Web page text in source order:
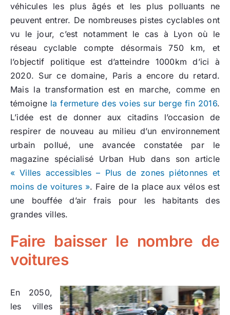
véhicules les plus âgés et les plus polluants ne
peuvent entrer. De nombreuses pistes cyclables ont
vu le jour, c’est notamment le cas à Lyon où le
réseau cyclable compte désormais 750 km, et
l’objectif politique est d’atteindre 1000km d’ici à
2020. Sur ce domaine, Paris a encore du retard.
Mais la transformation est en marche, comme en
témoigne la fermeture des voies sur berge fin 2016.
L’idée est de donner aux citadins l’occasion de
respirer de nouveau au milieu d’un environnement
urbain pollué, une avancée constatée par le
magazine spécialisé Urban Hub dans son article
« Villes accessibles – Plus de zones piétonnes et
moins de voitures ». Faire de la place aux vélos est
une bouffée d’air frais pour les habitants des
grandes villes.
Faire baisser le nombre de
voitures
En 2050,
les villes